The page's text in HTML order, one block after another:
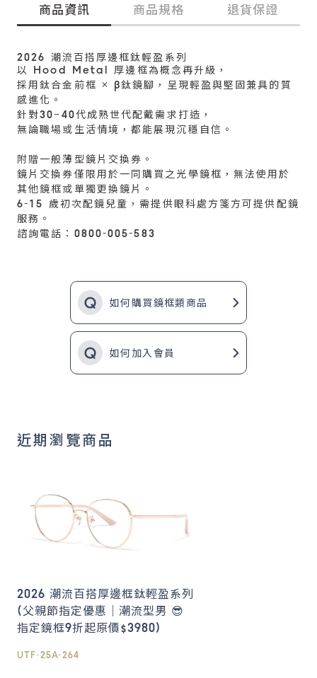
商品資訊 商品規格 退貨保證
2026 潮流百搭厚邊框鈦輕盈系列
以 Hood Metal 厚邊框為概念再升級，
採用鈦合金前框 × β鈦鏡腳，呈現輕盈與堅固兼具的質
感進化。
針對30–40代成熟世代配戴需求打造，
無論職場或生活情境，都能展現沉穩自信。
附贈一般薄型鏡片交換券。
鏡片交換券僅限用於一同購買之光學鏡框，無法使用於
其他鏡框或單獨更換鏡片。
6-15 歲初次配鏡兒童，需提供眼科處方箋方可提供配鏡
服務。
諮詢電話：0800-005-583
如何購買鏡框類商品
如何加入會員
近期瀏覽商品
2026 潮流百搭厚邊框鈦輕盈系列
(父親節指定優惠｜潮流型男 😎
指定鏡框9折起原價$3980)
UTF-25A-264